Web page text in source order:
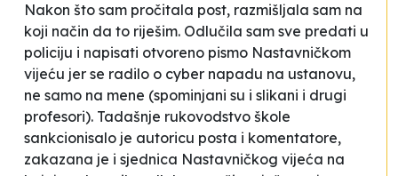
Nakon što sam pročitala post, razmišljala sam na
koji način da to riješim. Odlučila sam sve predati u
policiju i napisati otvoreno pismo Nastavničkom
vijeću jer se radilo o cyber napadu na ustanovu,
ne samo na mene (spominjani su i slikani i drugi
profesori). Tadašnje rukovodstvo škole
sankcionisalo je autoricu posta i komentatore,
zakazana je i sjednica Nastavničkog vijeća na